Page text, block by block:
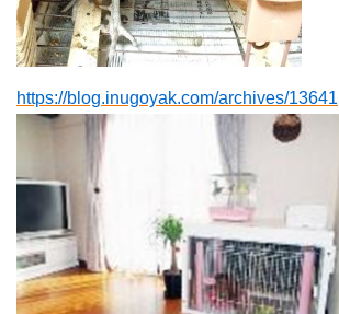
https://blog.inugoyak.com/archives/13641